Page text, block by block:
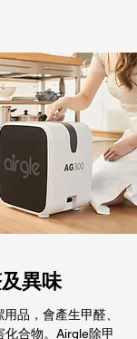
異味
品，會產生甲醛、
化合物。Airgle除甲